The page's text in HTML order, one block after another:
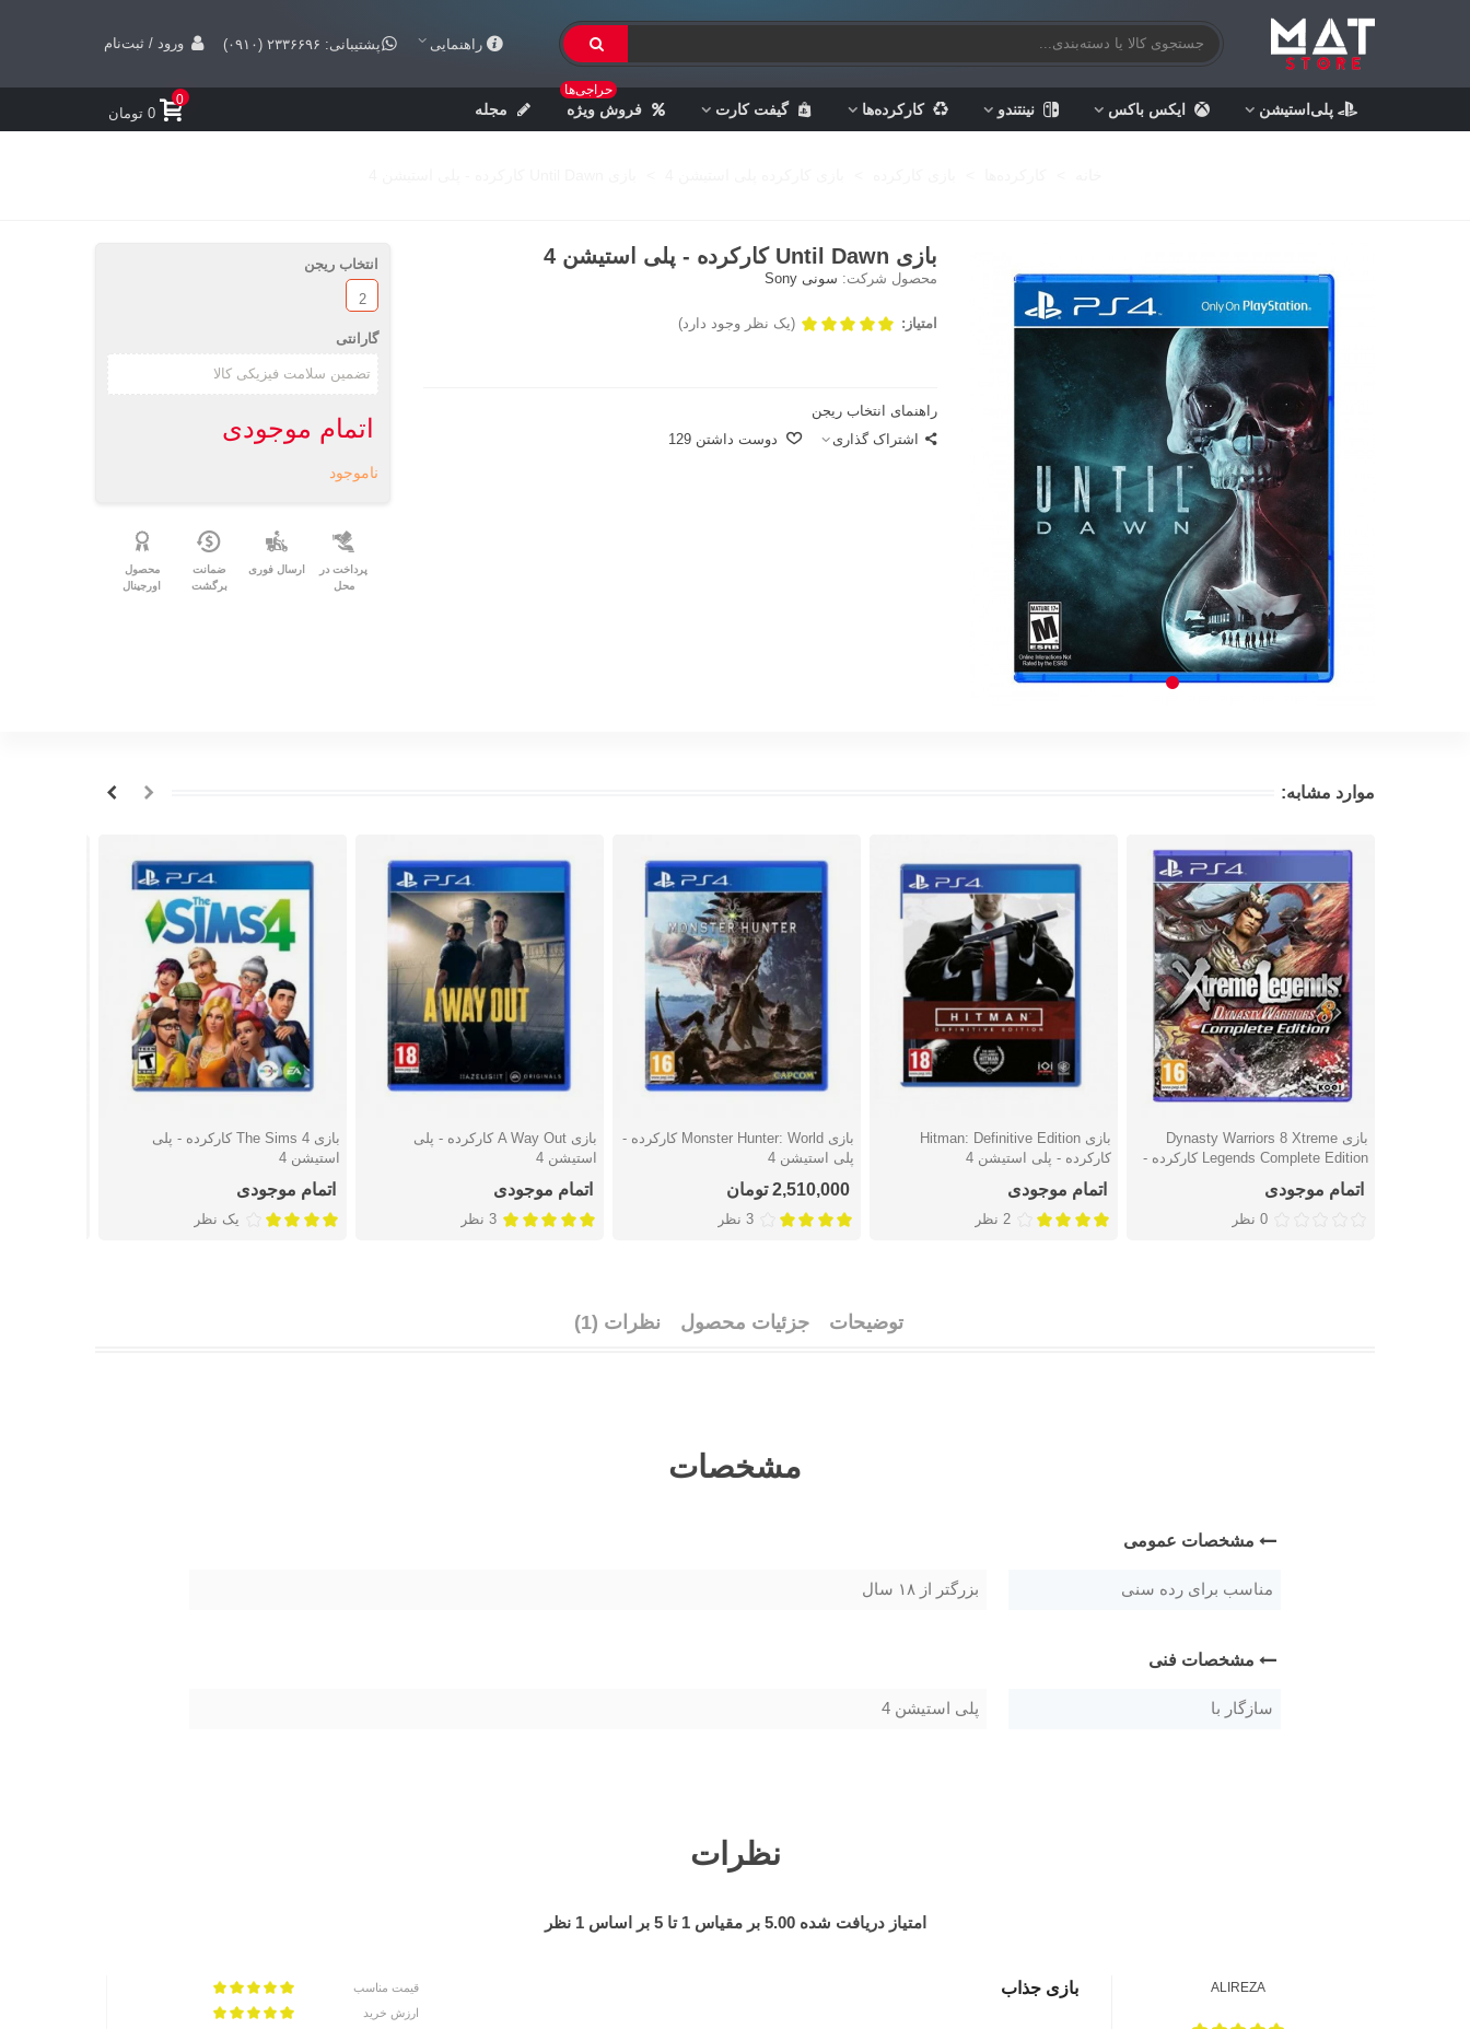
راهنمایی پشتیبانی: ۲۳۳۶۶۹۶ (۰۹۱۰) ورود / ثبت‌نام
پلی‌استیشن ایکس باکس نینتندو کارکرده‌ها گیفت کارت فروش ویژه
حراجی‌ها
مجله
0
0 تومان
بازی Until Dawn کارکرده - پلی استیشن 4
محصول شرکت: سونی Sony
امتیاز: (یک نظر وجود دارد)
راهنمای انتخاب ریجن
اشتراک گذاری
دوست داشتن 129
انتخاب ریجن
2
گارانتی
اتمام موجودی
ناموجود
پرداخت در
محل
ارسال فوری
ضمانت
برگشت
محصول
اورجینال
موارد مشابه:
دوست داشتن
بازی Dynasty Warriors 8 Xtreme
Legends Complete Edition کارکرده -
پلی استیشن 4
اتمام موجودی
0 نظر
دوست داشتن
بازی Hitman: Definitive Edition
کارکرده - پلی استیشن 4
اتمام موجودی
2 نظر
دوست داشتن
بازی Monster Hunter: World کارکرده -
پلی استیشن 4
2,510,000 تومان
3 نظر
دوست داشتنبازی A Way Out کارکرده - پلی
استیشن 4
اتمام موجودی
3 نظر
دوست داشتنبازی The Sims 4 کارکرده - پلی
استیشن 4
اتمام موجودی
یک نظر
توضیحات جزئیات محصول نظرات (1)
مشخصات
مشخصات عمومی
مناسب برای رده سنی بزرگتر از ۱۸ سال
مشخصات فنی
سازگار با پلی استیشن 4
نظرات
امتیاز دریافت شده5.00 بر مقیاس1 تا5 بر اساس1 نظر
ALIREZA بازی جذاب
قیمت مناسب
ارزش خرید